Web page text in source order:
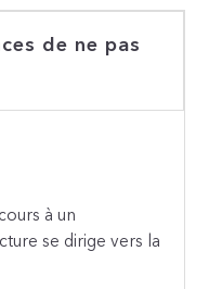
de ne pas
à un
se dirige vers la